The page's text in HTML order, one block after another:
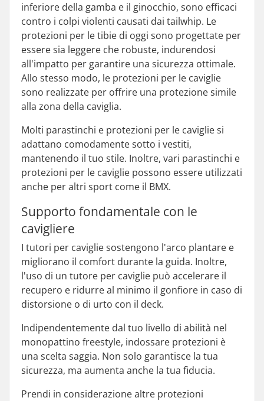
inferiore della gamba e il ginocchio, sono efficaci
contro i colpi violenti causati dai tailwhip. Le
protezioni per le tibie di oggi sono progettate per
essere sia leggere che robuste, indurendosi
all'impatto per garantire una sicurezza ottimale.
Allo stesso modo, le protezioni per le caviglie
sono realizzate per offrire una protezione simile
alla zona della caviglia.
Molti parastinchi e protezioni per le caviglie si
adattano comodamente sotto i vestiti,
mantenendo il tuo stile. Inoltre, vari parastinchi e
protezioni per le caviglie possono essere utilizzati
anche per altri sport come il BMX.
Supporto fondamentale con le
cavigliere
I tutori per caviglie sostengono l'arco plantare e
migliorano il comfort durante la guida. Inoltre,
l'uso di un tutore per caviglie può accelerare il
recupero e ridurre al minimo il gonfiore in caso di
distorsione o di urto con il deck.
Indipendentemente dal tuo livello di abilità nel
monopattino freestyle, indossare protezioni è
una scelta saggia. Non solo garantisce la tua
sicurezza, ma aumenta anche la tua fiducia.
Prendi in considerazione altre protezioni